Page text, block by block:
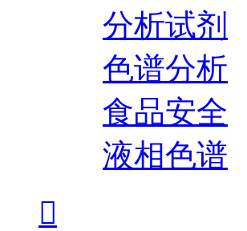
分析试剂
色谱分析
食品安全
液相色谱
